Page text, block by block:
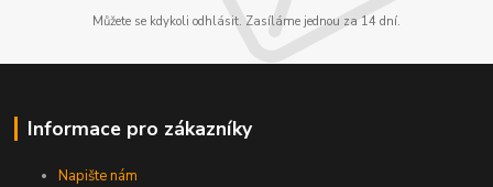
Můžete se kdykoli odhlásit. Zasíláme jednou za 14 dní.
Informace pro zákazníky
Napište nám